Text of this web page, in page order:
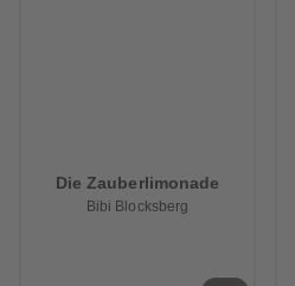
Die Zauberlimonade
Bibi Blocksberg